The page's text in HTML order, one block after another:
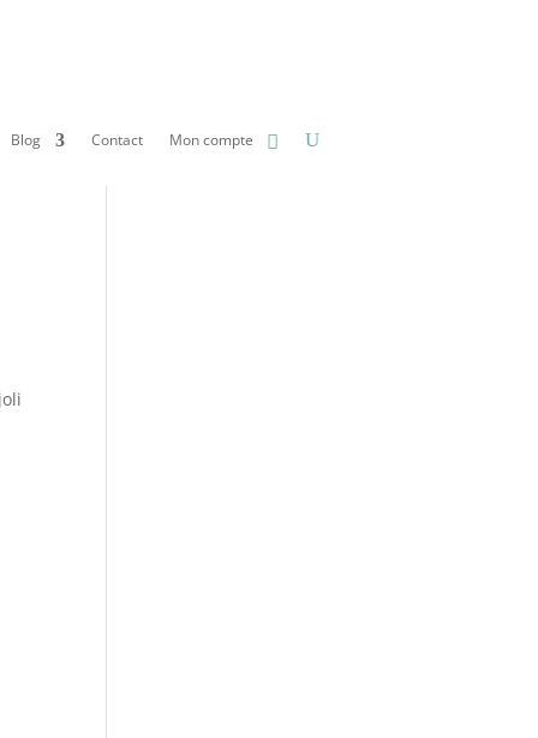
Blog Contact Mon compte